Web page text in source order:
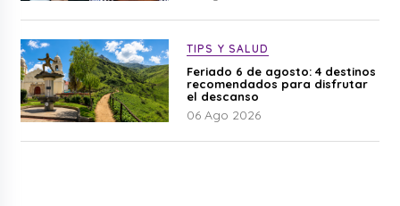
TIPS Y SALUD
Feriado 6 de agosto: 4 destinos
recomendados para disfrutar
el descanso
06 Ago 2026